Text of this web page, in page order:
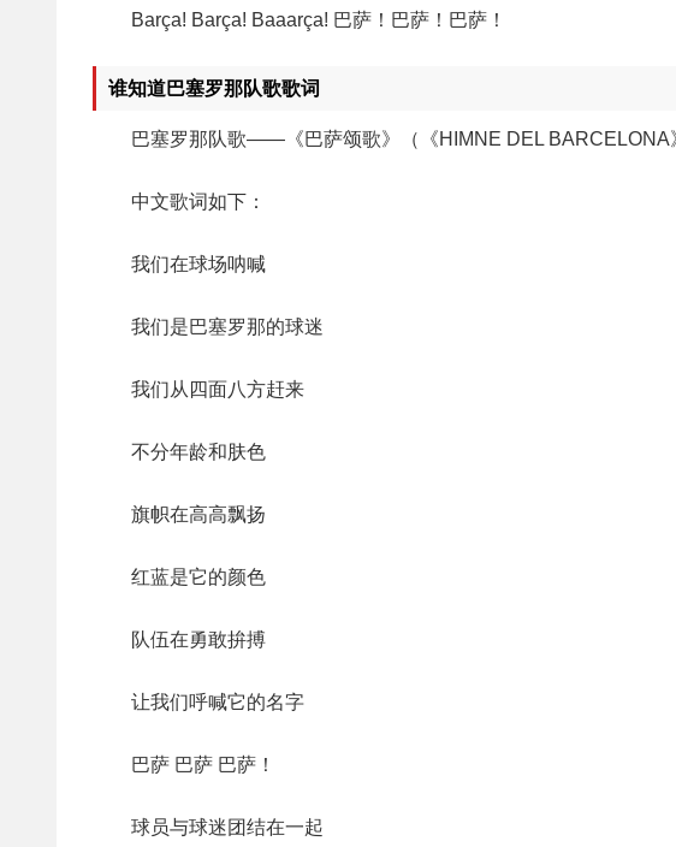
Barça! Barça! Baaarça! 巴萨！巴萨！巴萨！
谁知道巴塞罗那队歌歌词
巴塞罗那队歌——《巴萨颂歌》（《HIMNE DEL BARCELONA
中文歌词如下：
我们在球场呐喊
我们是巴塞罗那的球迷
我们从四面八方赶来
不分年龄和肤色
旗帜在高高飘扬
红蓝是它的颜色
队伍在勇敢拚搏
让我们呼喊它的名字
巴萨 巴萨 巴萨！
球员与球迷团结在一起